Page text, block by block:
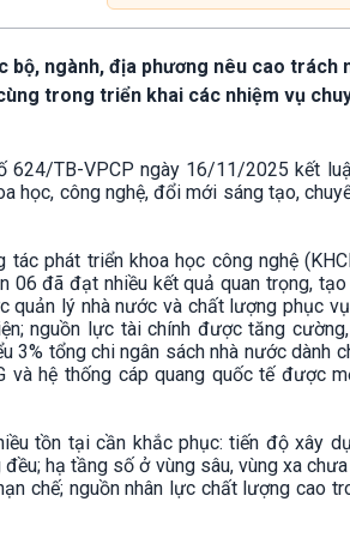
bộ, ngành, địa phương nêu cao trách
trong triển khai các nhiệm vụ
624/TB-VPCP ngày 16/11/2025 kết
học, công nghệ, đổi mới sáng tạo,
tác phát triển khoa học công nghệ
06 đã đạt nhiều kết quả quan trọng,
quản lý nhà nước và chất lượng phục
nguồn lực tài chính được tăng
tổng chi ngân sách nhà nước dành
và hệ thống cáp quang quốc tế được
tồn tại cần khắc phục: tiến độ xây
hạ tầng số ở vùng sâu, vùng xa
chế; nguồn nhân lực chất lượng cao